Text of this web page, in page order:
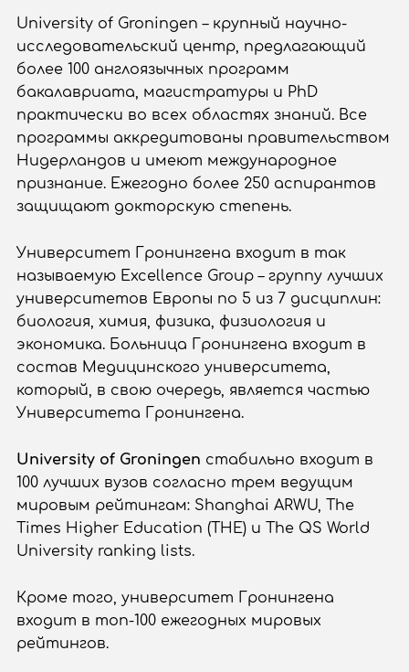
University of Groningen – крупный научно-
исследовательский центр, предлагающий
более 100 англоязычных программ
бакалавриата, магистратуры и PhD
практически во всех областях знаний. Все
программы аккредитованы правительством
Нидерландов и имеют международное
признание. Ежегодно более 250 аспирантов
защищают докторскую степень.
Университет Гронингена входит в так
называемую Excellence Group – группу лучших
университетов Европы по 5 из 7 дисциплин:
биология, химия, физика, физиология и
экономика. Больница Гронингена входит в
состав Медицинского университета,
который, в свою очередь, является частью
Университета Гронингена.
University of Groningen стабильно входит в
100 лучших вузов согласно трем ведущим
мировым рейтингам: Shanghai ARWU, The
Times Higher Education (THE) и The QS World
University ranking lists.
Кроме того, университет Гронингена
входит в топ-100 ежегодных мировых
рейтингов.